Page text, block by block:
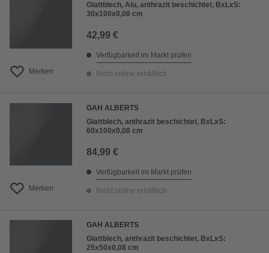
Merken
Glattblech, Alu, anthrazit beschichtet, BxLxS:
30x100x0,08 cm
42,99 €
Verfügbarkeit im Markt prüfen
Nicht online erhältlich
Merken
GAH ALBERTS
Glattblech, anthrazit beschichtet, BxLxS:
60x100x0,08 cm
84,99 €
Verfügbarkeit im Markt prüfen
Nicht online erhältlich
GAH ALBERTS
Glattblech, anthrazit beschichtet, BxLxS:
25x50x0,08 cm